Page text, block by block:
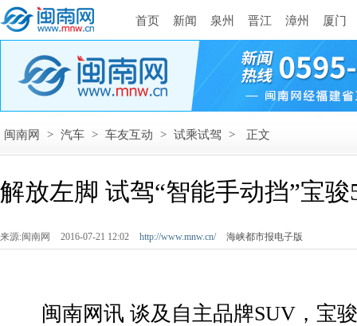
首页 新闻 泉州 晋江 漳州 厦门
闽南网 > 汽车 > 车友互动 > 试乘试驾 > 正文
解放左脚 试驾“智能手动挡”宝骏
来源:闽南网 2016-07-21 12:02 http://www.mnw.cn/ 海峡都市报电子版
闽南网讯 谈及自主品牌SUV，宝骏